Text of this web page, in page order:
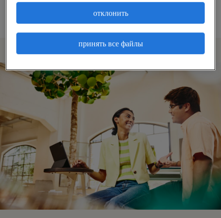
написаны.
принять все файлы
отклонить